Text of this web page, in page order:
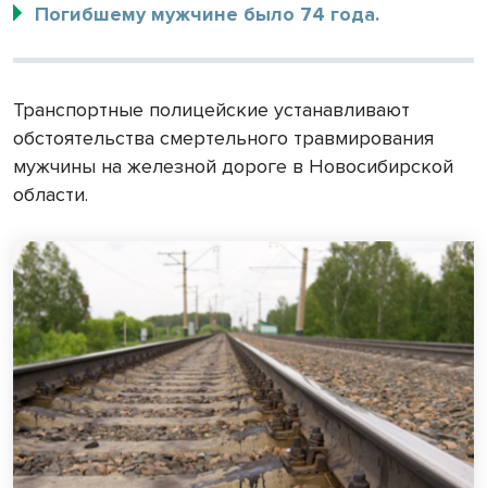
Погибшему мужчине было 74 года.
Транспортные полицейские устанавливают
обстоятельства смертельного травмирования
мужчины на железной дороге в Новосибирской
области.